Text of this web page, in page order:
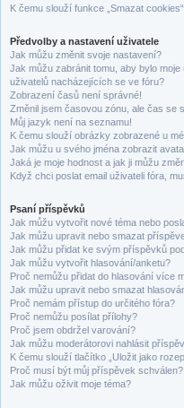
K čemu slouží funkce „Smazat
Předvolby a nastavení uživatele
Jak můžu změnit svoje nastavení?
Jak můžu zabránit tomu, aby bylo
uživatelů nacházejících se ve fóru?
Zobrazení časů není správné!
Změnil jsem časovou zónu, ale čas se
Můj jazyk není na seznamu!
K čemu slouží obrázky zobrazené u
Jak můžu u svého jména zobrazit
Jaká je moje hodnost a jak ji můžu
Když chci poslat email uživateli fóra,
Psaní příspěvků
Jak můžu vytvořit nové téma nebo
Jak můžu upravit nebo smazat
Jak můžu přidat ke svým příspěvků
Jak můžu vytvořit hlasování/anketu?
Proč nemůžu přidat do hlasování více
Jak můžu upravit nebo smazat
Proč nemám přístup do určitého fóra?
Proč nemůžu posílat přílohy?
Proč jsem obdržel varování?
Jak můžu moderátorovi nahlásit
K čemu slouží tlačítko „Uložit jako
Proč musí být můj příspěvek schválen?
Jak můžu oživit moje téma?